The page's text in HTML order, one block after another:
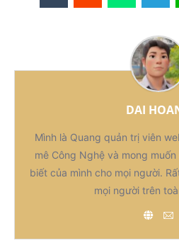
DAI
Mình là Quang quản trị viên
mê Công Nghệ và mong
biết của mình cho mọi người.
mọi người trên